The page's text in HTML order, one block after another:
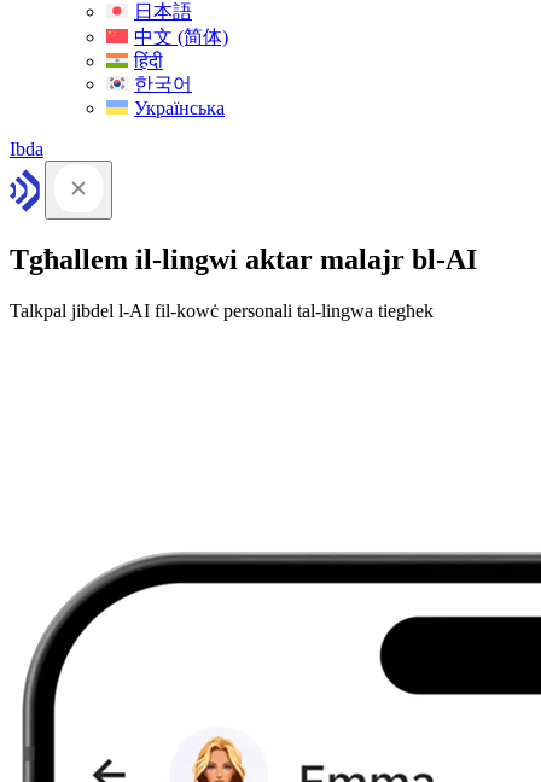
日本語
中文 (简体)
हिंदी
한국어
Українська
Ibda
Tgħallem il-lingwi aktar malajr bl-AI
Talkpal jibdel l-AI fil-kowċ personali tal-lingwa tiegħek